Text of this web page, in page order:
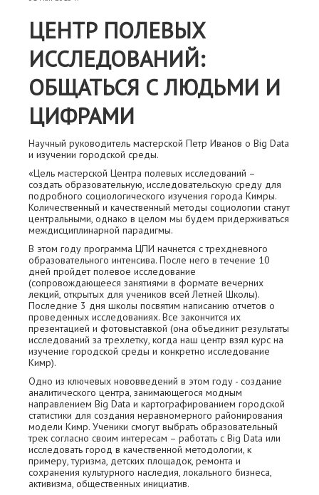
ЦЕНТР ПОЛЕВЫХ
ИССЛЕДОВАНИЙ:
ОБЩАТЬСЯ С ЛЮДЬМИ И
ЦИФРАМИ
Научный руководитель мастерской Петр Иванов о Big Data
и изучении городской среды.
«Цель мастерской Центра полевых исследований –
создать образовательную, исследовательскую среду для
подробного социологического изучения города Кимры.
Количественный и качественный методы социологии станут
центральными, однако в целом мы будем придерживаться
междисциплинарной парадигмы.
В этом году программа ЦПИ начнется с трехдневного
образовательного интенсива. После него в течение 10
дней пройдет полевое исследование
(сопровождающееся занятиями в формате вечерних
лекций, открытых для учеников всей Летней Школы).
Последние 3 дня школы посвятим написанию отчетов о
проведенных исследованиях. Все закончится их
презентацией и фотовыставкой (она объединит результаты
исследований за трехлетку, когда наш центр взял курс на
изучение городской среды и конкретно исследование
Кимр).
Одно из ключевых нововведений в этом году - создание
аналитического центра, занимающегося модным
направлением Big Data и картографированием городской
статистики для создания неравномерного районирования
модели Кимр. Ученики смогут выбрать образовательный
трек согласно своим интересам – работать с Big Data или
исследовать город в качественной методологии, к
примеру, туризма, детских площадок, ремонта и
сохранения культурного наследия, локального бизнеса,
активизма, общественных инициатив.